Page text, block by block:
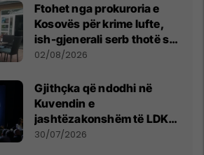
Ftohet nga prokuroria e
Kosovës për krime lufte,
ish-gjenerali serb thotë se
dikush e tradhtoi në
02/08/2026
Gjithçka që ndodhi në
Kuvendin e
jashtëzakonshëm të LDK-
së
30/07/2026